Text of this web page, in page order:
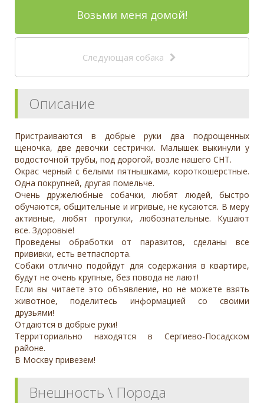
Возьми меня домой!
Следующая собака
Описание
Пристраиваются в добрые руки два подрощенных
щеночка, две девочки сестрички. Малышек выкинули у
водосточной трубы, под дорогой, возле нашего СНТ.
Окрас черный с белыми пятнышками, короткошерстные.
Одна покрупней, другая помельче.
Очень дружелюбные собачки, любят людей, быстро
обучаются, общительные и игривые, не кусаются. В меру
активные, любят прогулки, любознательные. Кушают
все. Здоровые!
Проведены обработки от паразитов, сделаны все
прививки, есть ветпаспорта.
Собаки отлично подойдут для содержания в квартире,
будут не очень крупные, без повода не лают!
Если вы читаете это объявление, но не можете взять
животное, поделитесь информацией со своими
друзьями!
Отдаются в добрые руки!
Территориально находятся в Сергиево-Посадском
районе.
В Москву привезем!
Внешность \ Порода